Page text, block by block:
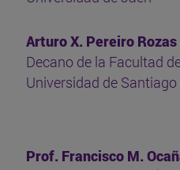
Arturo X. Pereiro Rozas
Decano de la Facultad
Universidad de
Prof. Francisco M.